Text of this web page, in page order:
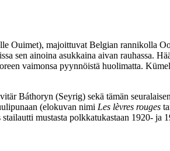
Ouimet), majoittuvat Belgian rannikolla
sen ainoina asukkaina aivan rauhassa.
vaimonsa pyynnöistä huolimatta.
Báthoryn (Seyrig) sekä tämän
(elokuvan nimi Les lèvres rouges
mustasta polkkatukastaan 1920‑ ja